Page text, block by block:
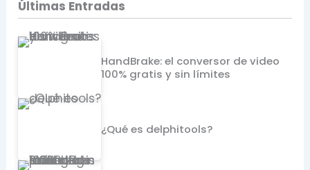
Últimas Entradas
HandBrake: el conversor de video
100% gratis y sin límites
¿Qué es delphitools?